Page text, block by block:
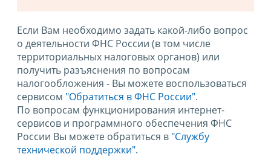
Если Вам необходимо задать какой-либо вопрос
о деятельности ФНС России (в том числе
территориальных налоговых органов) или
получить разъяснения по вопросам
налогообложения - Вы можете воспользоваться
сервисом "Обратиться в ФНС России".
По вопросам функционирования интернет-
сервисов и программного обеспечения ФНС
России Вы можете обратиться в "Службу
технической поддержки".